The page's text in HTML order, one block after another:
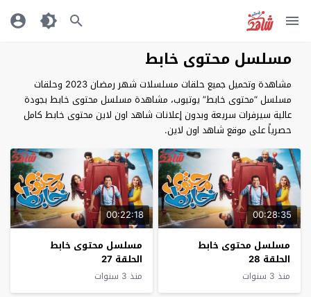
مسلسل محتوى خابط
مشاهدة وتحميل جميع حلقات مسلسلات شهر رمضان 2023 وحلقات
مسلسل “محتوى خابط” يوتيوب، مشاهدة مسلسل محتوى خابط بجودة
عالية سيرفرات سريعة وبدون إعلانات شاهد اون لاين محتوى خابط كامل
حصرياً على موقع شاهد اون لاين.
00:28:35
مسلسل محتوى خابط
الحلقة 28
منذ 3 سنوات
00:22:18
مسلسل محتوى خابط
الحلقة 27
منذ 3 سنوات